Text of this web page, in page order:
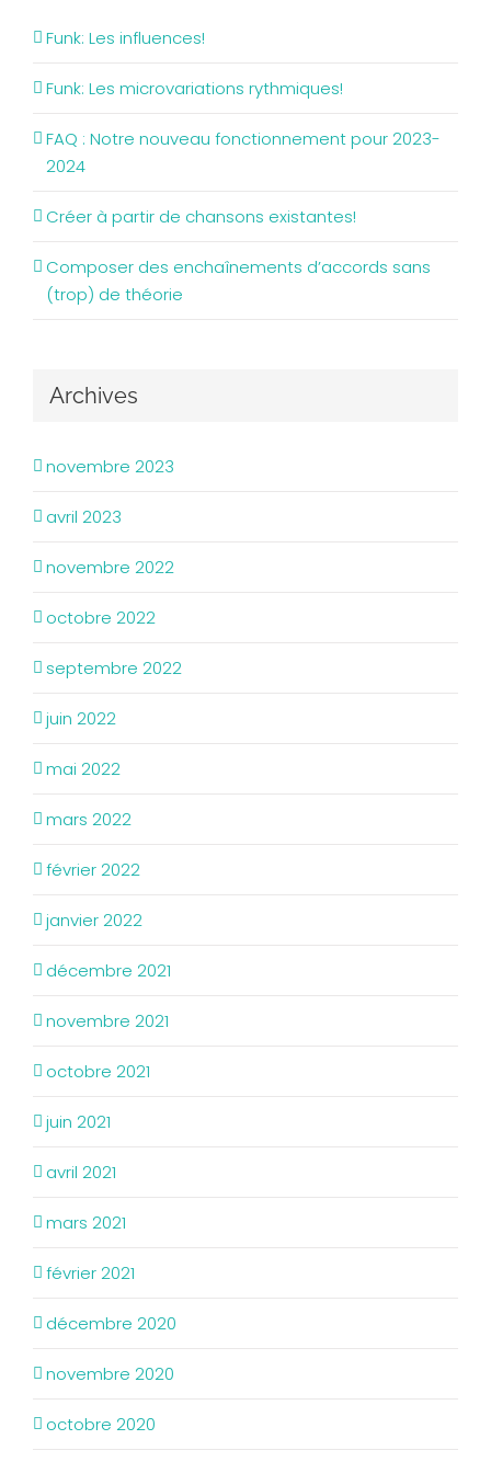
Funk: Les influences!
Funk: Les microvariations rythmiques!
FAQ : Notre nouveau fonctionnement pour 2023-
2024
Créer à partir de chansons existantes!
Composer des enchaînements d’accords sans
(trop) de théorie
Archives
novembre 2023
avril 2023
novembre 2022
octobre 2022
septembre 2022
juin 2022
mai 2022
mars 2022
février 2022
janvier 2022
décembre 2021
novembre 2021
octobre 2021
juin 2021
avril 2021
mars 2021
février 2021
décembre 2020
novembre 2020
octobre 2020